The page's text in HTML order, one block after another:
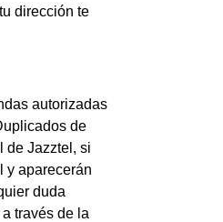
dirección te
autorizadas
de
de Jazztel, si
y aparecerán
duda
través de la